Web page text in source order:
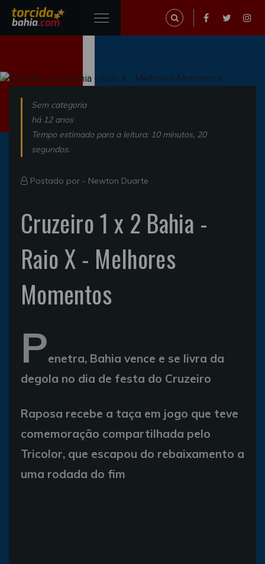
Sem categoria
há 12 anos
Tempo estimado para a leitura: 10 minutos, 20
segundos.
Postado por - Newton Duarte
Cruzeiro 1 x 2 Bahia -
Raio X - Melhores
Momentos
Penetra, Bahia vence e se livra da
degola no dia de festa do Cruzeiro
Raposa recebe a taça em jogo que teve
comemoração compartilhada pelo
Tricolor, que escapou do rebaixamento a
uma rodada do fim